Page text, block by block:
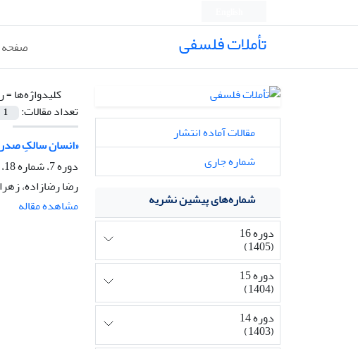
تأملات فلسفی
کلیدواژه‌ها =
تعداد مقالات:
1
«انسان سالکِ
دوره 7، شماره 18، تیر 1396، صفحه
رضا رضازاده،
مشاهده مقاله
مقالات آماده انتشار
شماره جاری
شماره‌های پیشین نشریه
دوره 16
(1405)
دوره 15
(1404)
دوره 14
(1403)